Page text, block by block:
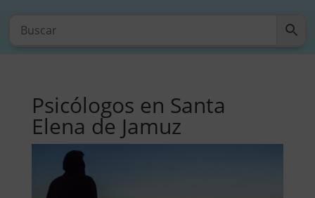
Psicólogos en Santa
Elena de Jamuz